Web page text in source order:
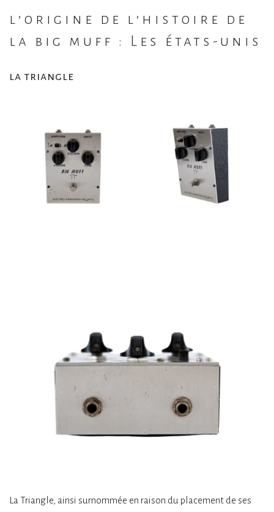
l’origine de l’histoire de
la big muff : Les états-unis
la triangle
La Triangle, ainsi surnommée en raison du placement de ses